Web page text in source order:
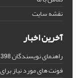
نقشه سایت
آخرین اخبار
راهنمای نویسندگان03-23
فونت های مورد نیاز